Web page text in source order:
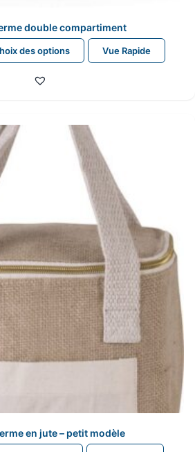
double compartiment
des options
Ce
produit
Les
options
peuvent
être
choisies
sur
page
du
produit
Vue Rapide
en jute – petit modèle